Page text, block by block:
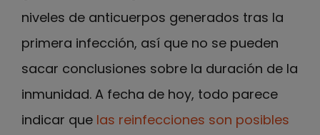
niveles de anticuerpos generados tras la
primera infección, así que no se pueden
sacar conclusiones sobre la duración de la
inmunidad. A fecha de hoy, todo parece
indicar que las reinfecciones son posibles